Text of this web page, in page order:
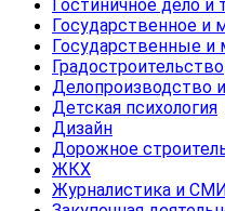
Гостиничное дело и
Государственное и
Государственные и
Градостроительство
Делопроизводство
Детская психология
Дизайн
Дорожное
ЖКХ
Журналистика и